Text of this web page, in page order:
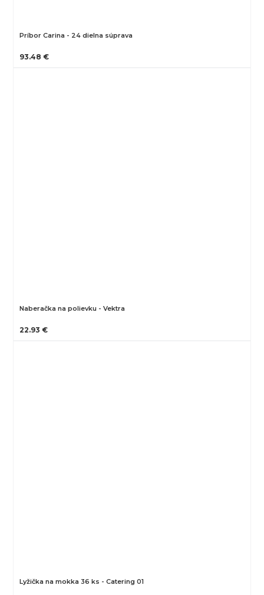
Príbor Carina - 24 dielna súprava
93.48 €
Naberačka na polievku - Vektra
22.93 €
Lyžička na mokka 36 ks - Catering 01